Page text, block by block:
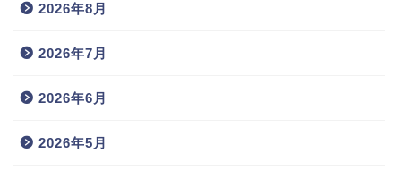
2026年8月
2026年7月
2026年6月
2026年5月